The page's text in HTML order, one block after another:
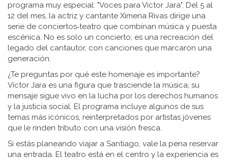
programa muy especial: "Voces para Víctor Jara". Del 5 al
12 del mes, la actriz y cantante Ximena Rivas dirige una
serie de conciertos‑teatro que combinan música y puesta
escénica. No es solo un concierto; es una recreación del
legado del cantautor, con canciones que marcaron una
generación.
¿Te preguntas por qué este homenaje es importante?
Víctor Jara es una figura que trasciende la música; su
mensaje sigue vivo en la lucha por los derechos humanos
y la justicia social. El programa incluye algunos de sus
temas más icónicos, reinterpretados por artistas jóvenes
que le rinden tributo con una visión fresca.
Si estás planeando viajar a Santiago, vale la pena reservar
una entrada. El teatro está en el centro y la experiencia es